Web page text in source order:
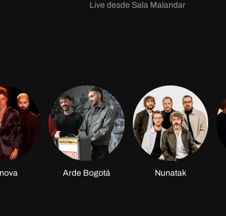
Live desde Sala Malandar
Arde Bogotá Nunatak